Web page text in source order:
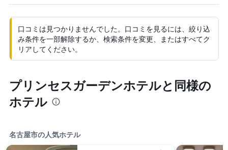
口コミは見つかりませんでした。口コミを見るには、絞り込
み条件を一部解除するか、検索条件を変更、またはすべてク
リアしてください。
プリンセスガーデンホテルと同様の
ホテル
名古屋市の人気ホテル